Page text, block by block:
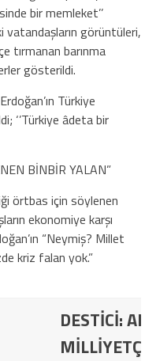
bir memleket’’
vatandaşların görüntüleri,
tırmanan barınma
gösterildi.
Türkiye
‘’Türkiye âdeta bir
BİNBİR YALAN”
örtbas için söylenen
ekonomiye karşı
“Neymiş? Millet
kriz falan yok.”
DESTİCİ: